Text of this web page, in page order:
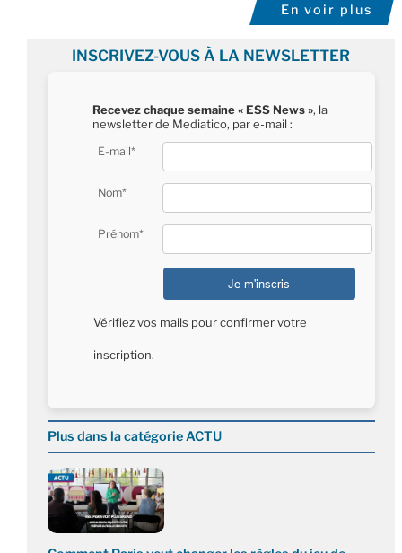
En voir plus
INSCRIVEZ-VOUS À LA NEWSLETTER
Recevez chaque semaine « ESS News », la
newsletter de Mediatico, par e-mail :
E-mail*
Nom*
Prénom*
Vérifiez vos mails pour confirmer votre
inscription.
Plus dans la catégorie ACTU